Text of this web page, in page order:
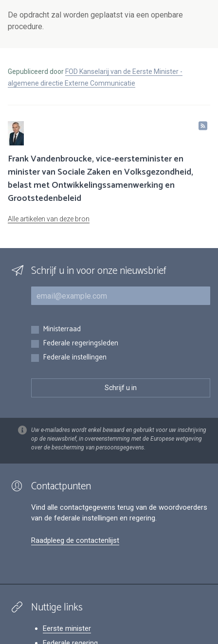
De opdracht zal worden geplaatst via een openbare
procedure.
Gepubliceerd door FOD Kanselarij van de Eerste Minister -
algemene directie Externe Communicatie
Frank Vandenbroucke, vice-eersteminister en
minister van Sociale Zaken en Volksgezondheid,
belast met Ontwikkelingssamenwerking en
Grootstedenbeleid
Alle artikelen van deze bron
Schrijf u in voor onze nieuwsbrief
E-mail
Inschrijvingen
Ministerraad
Federale regeringsleden
Federale instellingen
Uw e-mailadres wordt enkel bewaard en gebruikt voor uw inschrijving
op de nieuwsbrief, in overeenstemming met de Europese wetgeving
over de bescherming van persoonsgegevens.
Contactpunten
Vind alle contactgegevens terug van de woordvoerders
van de federale instellingen en regering.
Raadpleeg de contactenlijst
Nuttige links
Eerste minister